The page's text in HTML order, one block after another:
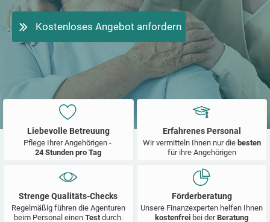
Kostenloses Angebot anfordern
Liebevolle Betreuung
Pflege Ihrer Angehörigen -
24 Stunden pro Tag
Erfahrenes Personal
Wir vermitteln Ihnen nur die besten
für ihre Angehörigen
Strenge Qualitäts-Checks
Regelmäßig führen die Agenturen
beim Personal einen Test durch.
Förderberatung
Unsere Finanzexperten helfen Ihnen
kostenfrei bei derBeratung